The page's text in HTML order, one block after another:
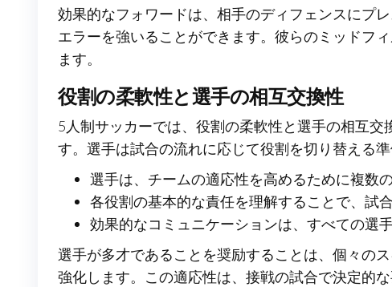
効果的なフォワードは、相手のディフェンスにプ
エラーを強いることができます。彼らのミッドフ
ます。
役割の柔軟性と選手の相互交換性
5人制サッカーでは、役割の柔軟性と選手の相互
す。選手は試合の流れに応じて役割を切り替える準
選手は、チームの適応性を高めるために複数
各役割の基本的な責任を理解することで、試
効果的なコミュニケーションは、すべての選
選手が多才であることを奨励することは、個々の
強化します。この適応性は、接戦の試合で決定的